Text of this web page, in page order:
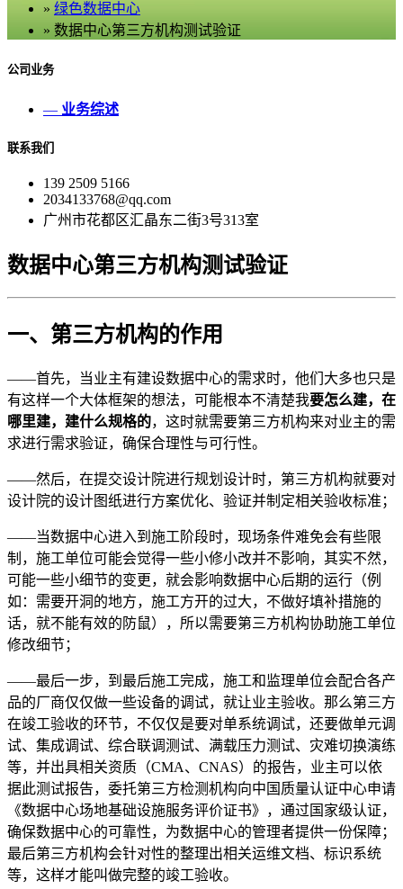
» 绿色数据中心
» 数据中心第三方机构测试验证
公司业务
— 业务综述
联系我们
139 2509 5166
2034133768@qq.com
广州市花都区汇晶东二街3号313室
数据中心第三方机构测试验证
一、第三方机构的作用
——首先，当业主有建设数据中心的需求时，他们大多也只是
有这样一个大体框架的想法，可能根本不清楚我要怎么建，在
哪里建，建什么规格的，这时就需要第三方机构来对业主的需
求进行需求验证，确保合理性与可行性。
——然后，在提交设计院进行规划设计时，第三方机构就要对
设计院的设计图纸进行方案优化、验证并制定相关验收标准；
——当数据中心进入到施工阶段时，现场条件难免会有些限
制，施工单位可能会觉得一些小修小改并不影响，其实不然，
可能一些小细节的变更，就会影响数据中心后期的运行（例
如：需要开洞的地方，施工方开的过大，不做好填补措施的
话，就不能有效的防鼠），所以需要第三方机构协助施工单位
修改细节；
——最后一步，到最后施工完成，施工和监理单位会配合各产
品的厂商仅仅做一些设备的调试，就让业主验收。那么第三方
在竣工验收的环节，不仅仅是要对单系统调试，还要做单元调
试、集成调试、综合联调测试、满载压力测试、灾难切换演练
等，并出具相关资质（CMA、CNAS）的报告，业主可以依
据此测试报告，委托第三方检测机构向中国质量认证中心申请
《数据中心场地基础设施服务评价证书》，通过国家级认证，
确保数据中心的可靠性，为数据中心的管理者提供一份保障；
最后第三方机构会针对性的整理出相关运维文档、标识系统
等，这样才能叫做完整的竣工验收。